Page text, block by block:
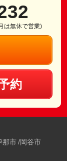
は無休で営業)
約
那市 岡谷市